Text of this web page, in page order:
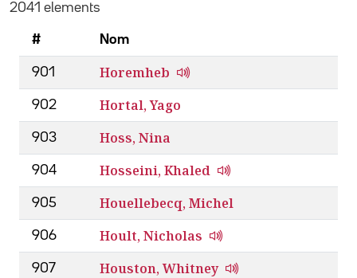
2041 elements
# Nom
901 Horemheb
902 Hortal, Yago
903 Hoss, Nina
904 Hosseini, Khaled
905 Houellebecq, Michel
906 Hoult, Nicholas
907 Houston, Whitney